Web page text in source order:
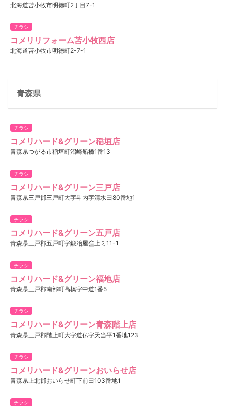
北海道苫小牧市明徳町2丁目7-1
チラシ
コメリリフォーム苫小牧西店
北海道苫小牧市明徳町2-7-1
青森県
チラシ
コメリハード&グリーン稲垣店
青森県つがる市稲垣町沼崎船橋1番13
チラシ
コメリハード&グリーン三戸店
青森県三戸郡三戸町大字斗内字清水田80番地1
チラシ
コメリハード&グリーン五戸店
青森県三戸郡五戸町字鍛冶屋窪上ミ11-1
チラシ
コメリハード&グリーン福地店
青森県三戸郡南部町高橋字中道1番5
チラシ
コメリハード&グリーン青森階上店
青森県三戸郡階上町大字道仏字天当平1番地123
チラシ
コメリハード&グリーンおいらせ店
青森県上北郡おいらせ町下前田103番地1
チラシ